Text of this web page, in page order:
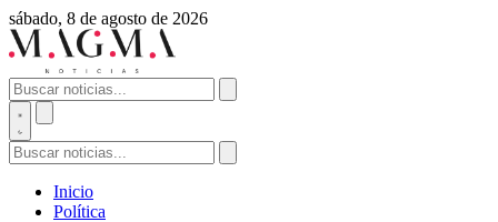
sábado, 8 de agosto de 2026
Inicio
Política